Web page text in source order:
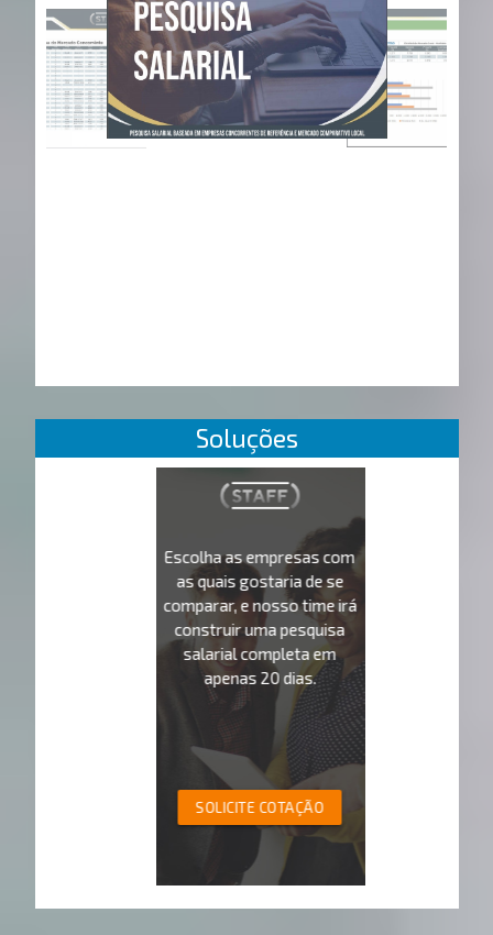
Soluções
Escolha as empresas com
as quais gostaria de se
comparar, e nosso time irá
construir uma pesquisa
salarial completa em
apenas 20 dias.
SOLICITE COTAÇÃO